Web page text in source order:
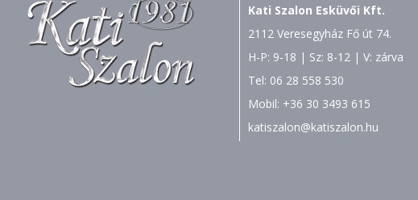
Kati Szalon Esküvői Kft.
2112 Veresegyház Fő út 74.
H-P: 9-18 | Sz: 8-12 | V: zárva
Tel: 06 28 558 530
Mobil: +36 30 3493 615
katiszalon@katiszalon.hu